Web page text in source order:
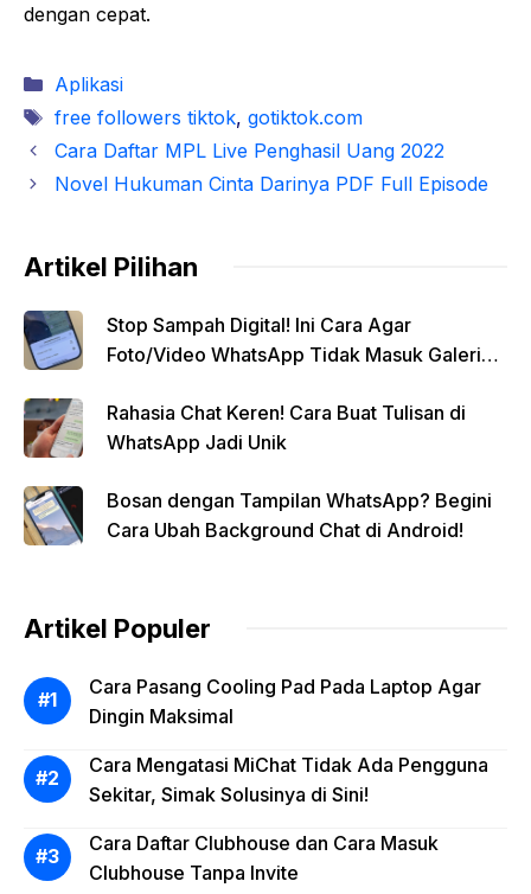
dengan cepat.
Kategori
Aplikasi
Tag
free followers tiktok, gotiktok.com
Cara Daftar MPL Live Penghasil Uang 2022
Novel Hukuman Cinta Darinya PDF Full Episode
Artikel Pilihan
Stop Sampah Digital! Ini Cara Agar
Foto/Video WhatsApp Tidak Masuk Galeri
Rahasia Chat Keren! Cara Buat Tulisan di
WhatsApp Jadi Unik
Bosan dengan Tampilan WhatsApp? Begini
Cara Ubah Background Chat di Android!
Artikel Populer
Cara Pasang Cooling Pad Pada Laptop Agar
Dingin Maksimal
Cara Mengatasi MiChat Tidak Ada Pengguna
Sekitar, Simak Solusinya di Sini!
Cara Daftar Clubhouse dan Cara Masuk
Clubhouse Tanpa Invite